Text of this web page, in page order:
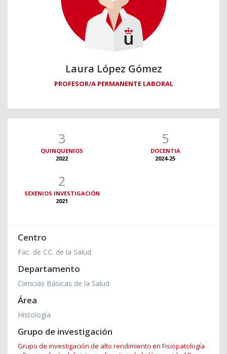
Laura López Gómez
PROFESOR/A PERMANENTE LABORAL
3
QUINQUENIOS
2022
5
DOCENTIA
2024-25
2
SEXENIOS INVESTIGACIÓN
2021
Centro
Fac. de CC. de la Salud
Departamento
Ciencias Básicas de la Salud
Área
Histología
Grupo de investigación
Grupo de investigación de alto rendimiento en Fisiopatología